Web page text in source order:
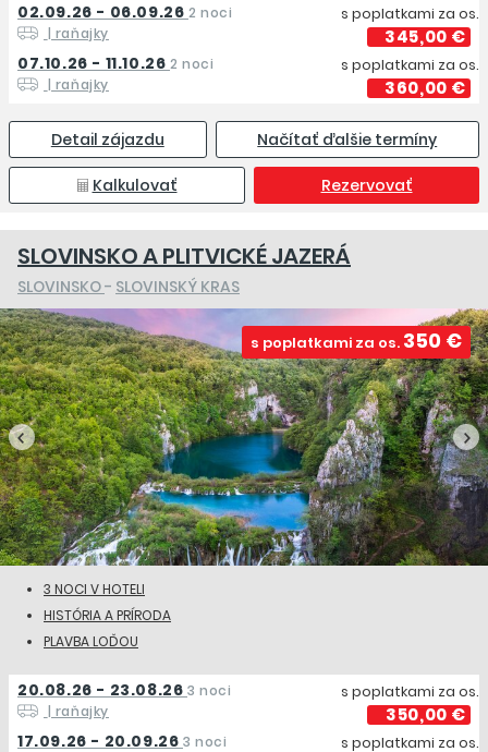
02.09.26 - 06.09.26 2 noci
| raňajky
s poplatkami za os.
345,00 €
07.10.26 - 11.10.26 2 noci
| raňajky
s poplatkami za os.
360,00 €
Detail zájazdu Načítať ďalšie termíny
Kalkulovať Rezervovať
SLOVINSKO A PLITVICKÉ JAZERÁ
SLOVINSKO- SLOVINSKÝ KRAS
s poplatkami za os. 350 €
3 NOCI V HOTELI
HISTÓRIA A PRÍRODA
PLAVBA LOĎOU
20.08.26 - 23.08.26 3 noci
| raňajky
s poplatkami za os.
350,00 €
17.09.26 - 20.09.26 3 noci
s poplatkami za os.